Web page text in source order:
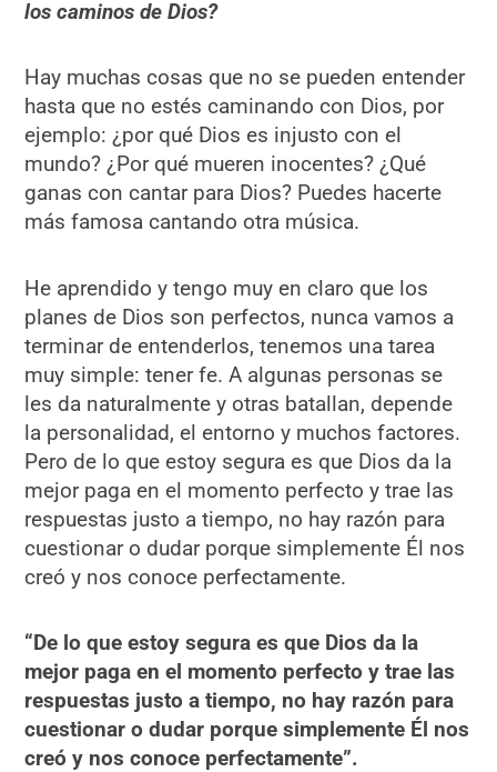
los caminos de Dios?
Hay muchas cosas que no se pueden entender
hasta que no estés caminando con Dios, por
ejemplo: ¿por qué Dios es injusto con el
mundo? ¿Por qué mueren inocentes? ¿Qué
ganas con cantar para Dios? Puedes hacerte
más famosa cantando otra música.
He aprendido y tengo muy en claro que los
planes de Dios son perfectos, nunca vamos a
terminar de entenderlos, tenemos una tarea
muy simple: tener fe. A algunas personas se
les da naturalmente y otras batallan, depende
la personalidad, el entorno y muchos factores.
Pero de lo que estoy segura es que Dios da la
mejor paga en el momento perfecto y trae las
respuestas justo a tiempo, no hay razón para
cuestionar o dudar porque simplemente Él nos
creó y nos conoce perfectamente.
“De lo que estoy segura es que Dios da la
mejor paga en el momento perfecto y trae las
respuestas justo a tiempo, no hay razón para
cuestionar o dudar porque simplemente Él nos
creó y nos conoce perfectamente”.